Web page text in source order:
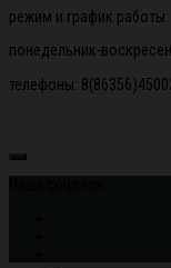
режим и график работы:
понедельник-
телефоны: